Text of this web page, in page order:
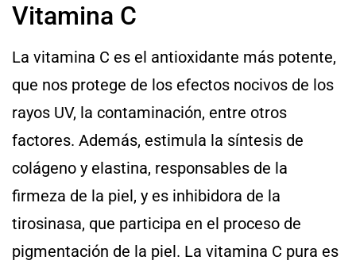
Vitamina C
La vitamina C es el antioxidante más potente,
que nos protege de los efectos nocivos de los
rayos UV, la contaminación, entre otros
factores. Además, estimula la síntesis de
colágeno y elastina, responsables de la
firmeza de la piel, y es inhibidora de la
tirosinasa, que participa en el proceso de
pigmentación de la piel. La vitamina C pura es